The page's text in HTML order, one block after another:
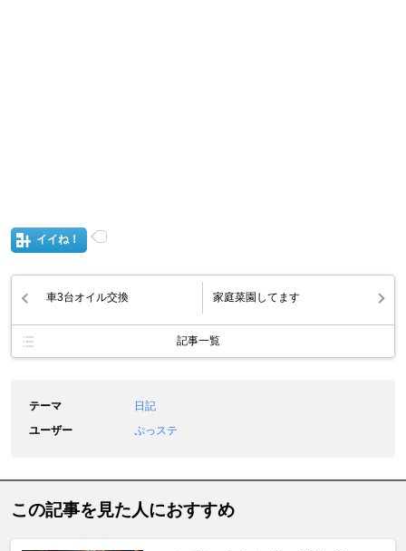
イイね！
車3台オイル交換 家庭菜園してます
記事一覧
テーマ
日記
ユーザー
ぷっステ
この記事を見た人におすすめ